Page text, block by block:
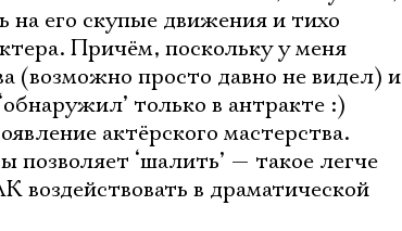
на его скупые движения и тихо
Причём, поскольку у меня
(возможно просто давно не видел) и
только в антракте :)
актёрского мастерства.
позволяет ‘шалить’ — такое легче
в драматической